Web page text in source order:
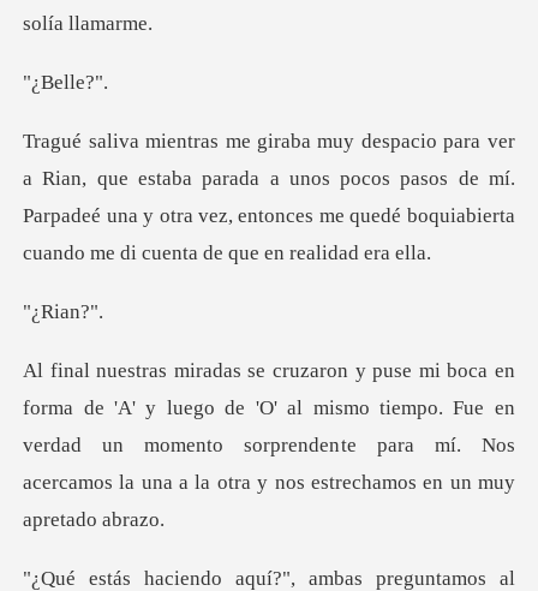
ell
aba parada a unos pocos pasos de mí.
Parpadeé una y otra vez, entonces
ian
go de 'O' al mismo tiempo. Fue en
verdad un momento sorprendente para mí.
o aquí?", ambas pre